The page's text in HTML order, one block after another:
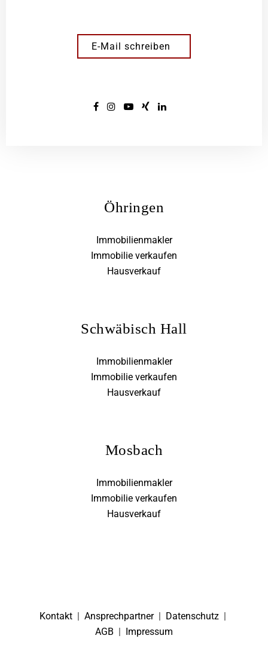
E-Mail schreiben
Öhringen
Immobilienmakler
Immobilie verkaufen
Hausverkauf
Schwäbisch Hall
Immobilienmakler
Immobilie verkaufen
Hausverkauf
Mosbach
Immobilienmakler
Immobilie verkaufen
Hausverkauf
Kontakt Ansprechpartner| Datenschutz
AGB
Impressum